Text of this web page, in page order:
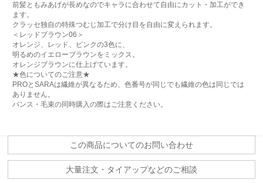
前髪ともみあげが長めなのでキャラに合わせて自由にカット・加工ができ
ます。
クラッセ独自の特殊つむじ加工で分け目を自由に変えられます。
＜レッドブラウン06＞
オレンジ、レッド、ピンクの3色に、
明るめのイエローブラウンをミックス。
オレンジブラウンに仕上げています。
★色についてのご注意★
PROとSARAは繊維が異なるため、色番号が同じでも繊維の色は同じでは
ありません。
バンス・毛束の同時購入の際はご注意ください。
この商品についてのお問い合わせ
大量注文・タイアップなどのご相談